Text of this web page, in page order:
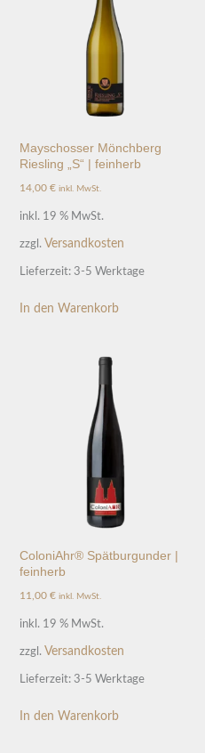
Mayschosser Mönchberg
Riesling „S“ | feinherb
14,00 € inkl. MwSt.
inkl. 19 % MwSt.
zzgl. Versandkosten
Lieferzeit: 3-5 Werktage
In den Warenkorb
ColoniAhr® Spätburgunder |
feinherb
11,00 € inkl. MwSt.
inkl. 19 % MwSt.
zzgl. Versandkosten
Lieferzeit: 3-5 Werktage
In den Warenkorb